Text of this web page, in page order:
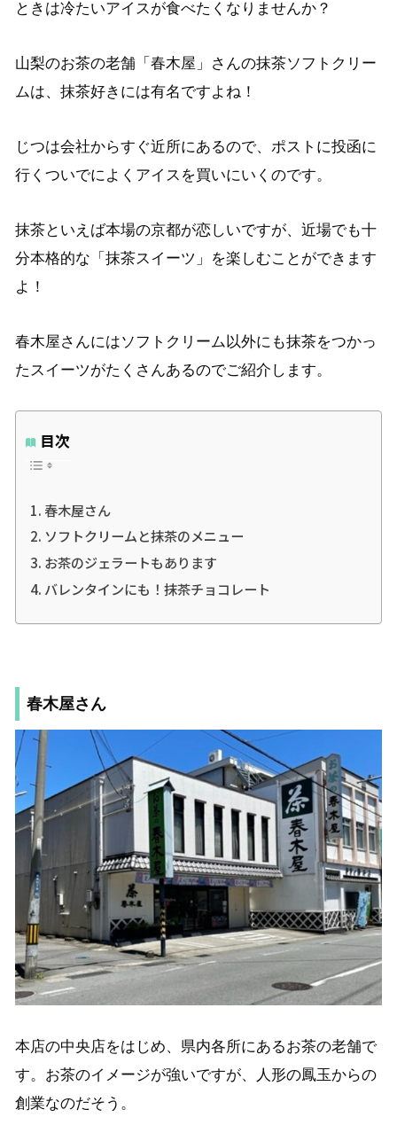
ときは冷たいアイスが食べたくなりませんか？
山梨のお茶の老舗「春木屋」さんの抹茶ソフトクリー
ムは、抹茶好きには有名ですよね！
じつは会社からすぐ近所にあるので、ポストに投函に
行くついでによくアイスを買いにいくのです。
抹茶といえば本場の京都が恋しいですが、近場でも十
分本格的な「抹茶スイーツ」を楽しむことができます
よ！
春木屋さんにはソフトクリーム以外にも抹茶をつかっ
たスイーツがたくさんあるのでご紹介します。
目次
春木屋さん
ソフトクリームと抹茶のメニュー
お茶のジェラートもあります
バレンタインにも！抹茶チョコレート
春木屋さん
本店の中央店をはじめ、県内各所にあるお茶の老舗で
す。お茶のイメージが強いですが、人形の鳳玉からの
創業なのだそう。